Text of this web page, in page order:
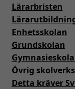
Material
Politik A-Ö
Myter
Partistyrelse
Lärarbristen
Enhetsskolan
Grundskolan
Övrig
Detta kräver